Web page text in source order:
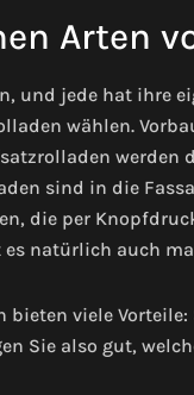
Arten
und jede hat ihre
wählen.
werden
sind in die
die per
natürlich auch
viele
Sie also gut,